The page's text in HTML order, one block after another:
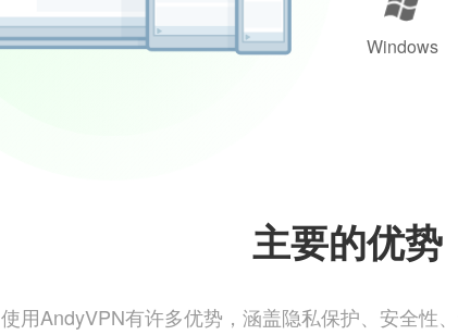
Windows
主要的优势
使用AndyVPN有许多优势，涵盖隐私保护、安全性